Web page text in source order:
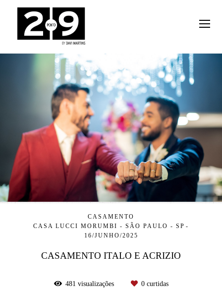
CASAMENTO
CASA LUCCI MORUMBI - SÃO PAULO - SP
16/JUNHO/2025
CASAMENTO ITALO E ACRIZIO
481 visualizações 0curtidas